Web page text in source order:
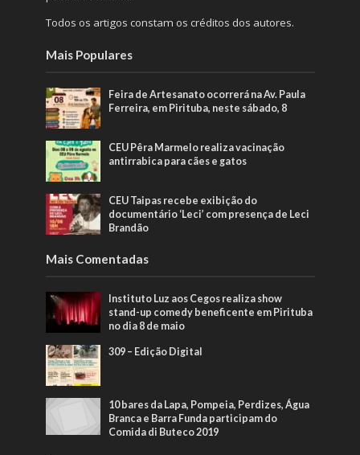
Todos os artigos constam os créditos dos autores.
Mais Populares
Feira de Artesanato ocorrerá na Av. Paula
Ferreira, em Pirituba, neste sábado, 8
CEU Pêra Marmelo realiza vacinação
antirrabica para cães e gatos
CEU Taipas recebe exibição do
documentário ‘Leci’ com presença de Leci
Brandão
Mais Comentadas
Instituto Luz aos Cegos realiza show
stand-up comedy beneficente em Pirituba
no dia 8 de maio
309 – Edição Digital
10 bares da Lapa, Pompeia, Perdizes, Água
Branca e Barra Funda participam do
Comida di Buteco 2019